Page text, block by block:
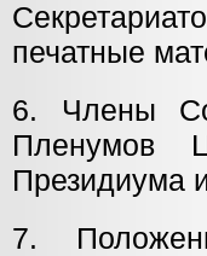
печатные
6. Члены
Пленумов
Президиума
7.